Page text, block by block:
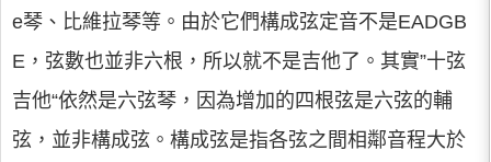
e琴、比維拉琴等。由於它們構成弦定音不是EADGB
E，弦數也並非六根，所以就不是吉他了。其實”十弦
吉他“依然是六弦琴，因為增加的四根弦是六弦的輔
弦，並非構成弦。構成弦是指各弦之間相鄰音程大於